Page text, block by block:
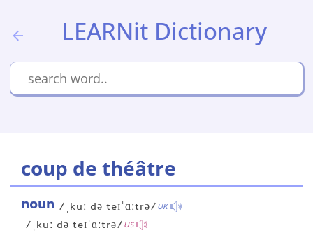
LEARNit Dictionary
coup de théâtre
noun /ˌkuː də teɪˈɑːtrə/UK
/ˌkuː də teɪˈɑːtrə/US